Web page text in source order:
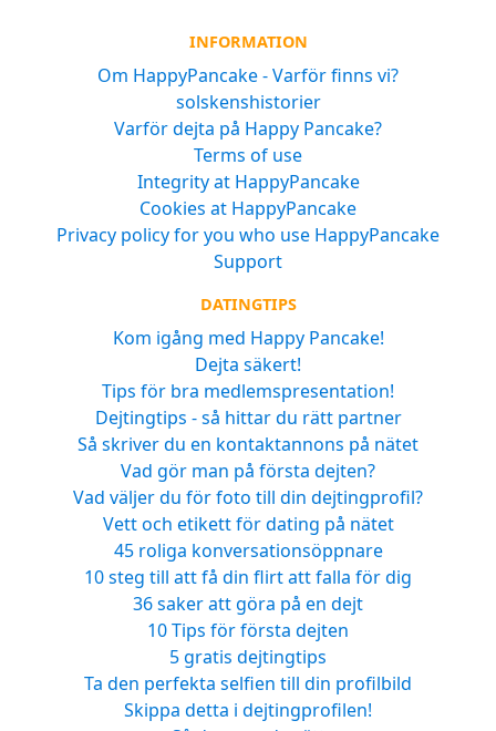
INFORMATION
Om HappyPancake - Varför finns vi?
solskenshistorier
Varför dejta på Happy Pancake?
Terms of use
Integrity at HappyPancake
Cookies at HappyPancake
Privacy policy for you who use HappyPancake
Support
DATINGTIPS
Kom igång med Happy Pancake!
Dejta säkert!
Tips för bra medlemspresentation!
Dejtingtips - så hittar du rätt partner
Så skriver du en kontaktannons på nätet
Vad gör man på första dejten?
Vad väljer du för foto till din dejtingprofil?
Vett och etikett för dating på nätet
45 roliga konversationsöppnare
10 steg till att få din flirt att falla för dig
36 saker att göra på en dejt
10 Tips för första dejten
5 gratis dejtingtips
Ta den perfekta selfien till din profilbild
Skippa detta i dejtingprofilen!